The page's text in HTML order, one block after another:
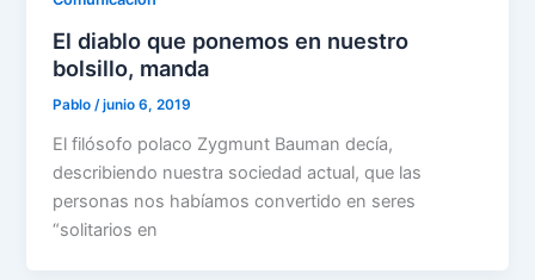
El diablo que ponemos en nuestro
bolsillo, manda
Pablo/junio 6, 2019
El filósofo polaco Zygmunt Bauman decía,
describiendo nuestra sociedad actual, que las
personas nos habíamos convertido en seres
“solitarios en